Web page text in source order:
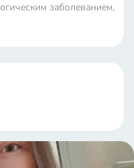
заболеванием,